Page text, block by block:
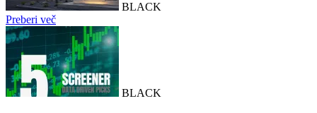
BLACK
Preberi več
BLACK